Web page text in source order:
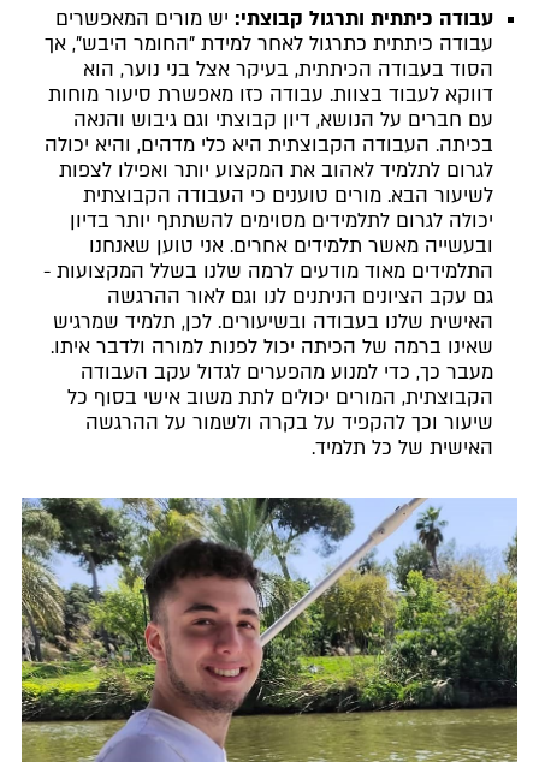
עבודה כיתתית ותרגול קבוצתי: יש מורים המאפשרים
עבודה כיתתית כתרגול לאחר למידת "החומר היבש", אך
הסוד בעבודה הכיתתית, בעיקר אצל בני נוער, הוא
דווקא לעבוד בצוות. עבודה כזו מאפשרת סיעור מוחות
עם חברים על הנושא, דיון קבוצתי וגם גיבוש והנאה
בכיתה. העבודה הקבוצתית היא כלי מדהים, והיא יכולה
לגרום לתלמיד לאהוב את המקצוע יותר ואפילו לצפות
לשיעור הבא. מורים טוענים כי העבודה הקבוצתית
יכולה לגרום לתלמידים מסוימים להשתתף יותר בדיון
ובעשייה מאשר תלמידים אחרים. אני טוען שאנחנו
התלמידים מאוד מודעים לרמה שלנו בשלל המקצועות -
גם עקב הציונים הניתנים לנו וגם לאור ההרגשה
האישית שלנו בעבודה ובשיעורים. לכן, תלמיד שמרגיש
שאינו ברמה של הכיתה יכול לפנות למורה ולדבר איתו.
מעבר כך, כדי למנוע מהפערים לגדול עקב העבודה
הקבוצתית, המורים יכולים לתת משוב אישי בסוף כל
שיעור וכך להקפיד על בקרה ולשמור על ההרגשה
האישית של כל תלמיד.